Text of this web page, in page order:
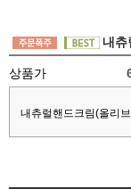
내츄
상품가
내츄럴핸드크림(올리